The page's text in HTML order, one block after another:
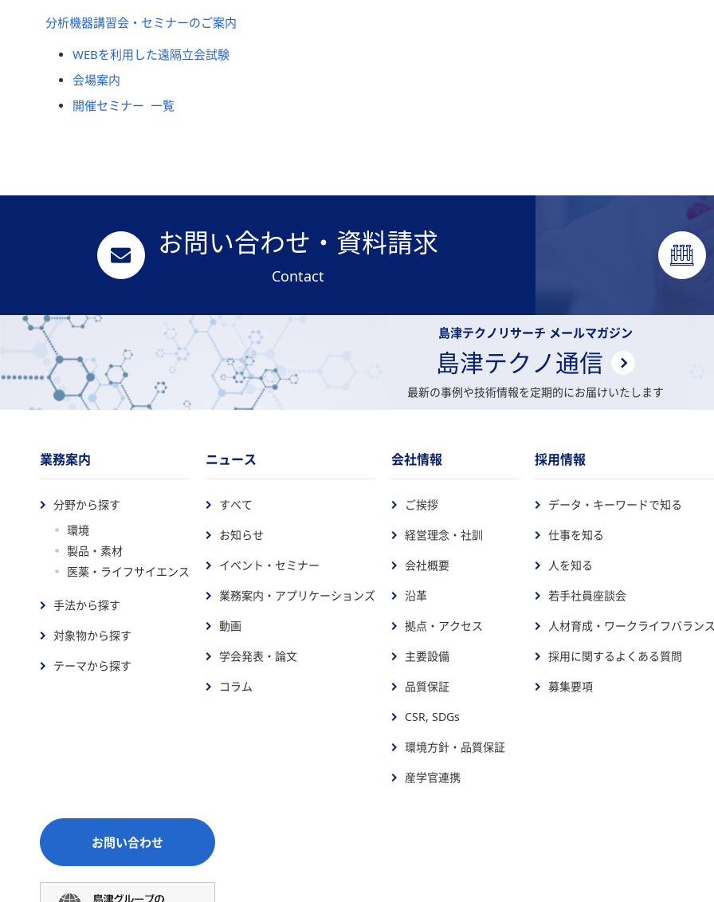
分析機器講習会・セミナーのご案内
WEBを利用した遠隔立会試験
会場案内
開催セミナー 一覧
お問い合わせ・資料請求
Contact
島津テクノリサーチ メールマガジン
島津テクノ通信
最新の事例や技術情報を定期的にお届けいたします
業務案内
分野から探す
環境
製品・素材
医薬・ライフサイエンス
手法から探す
対象物から探す
テーマから探す
ニュース
すべて
お知らせ
イベント・セミナー
業務案内・アプリケーションズ
動画
学会発表・論文
コラム
会社情報
ご挨拶
経営理念・社訓
会社概要
沿革
拠点・アクセス
主要設備
品質保証
CSR, SDGs
環境方針・品質保証
産学官連携
採用情報
データ・キーワードで知る
仕事を知る
人を知る
若手社員座談会
人材育成・ワークライフバラン
採用に関するよくある質問
募集要項
お問い合わせ